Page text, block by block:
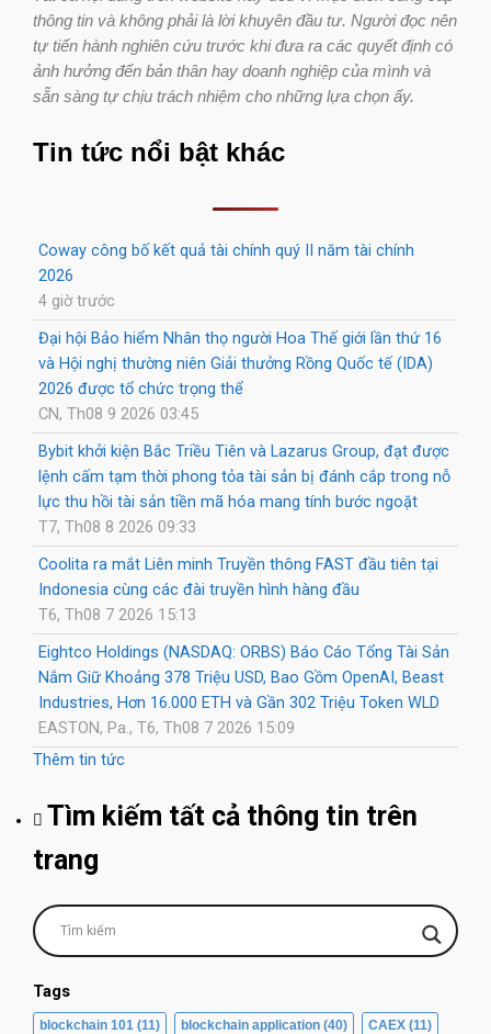
thông tin và không phải là lời khuyên đầu tư. Người đọc nên
tự tiến hành nghiên cứu trước khi đưa ra các quyết định có
ảnh hưởng đến bản thân hay doanh nghiệp của mình và
sẵn sàng tự chịu trách nhiệm cho những lựa chọn ấy.
Tin tức nổi bật khác
Coway công bố kết quả tài chính quý II năm tài chính
2026
4 giờ trước
Đại hội Bảo hiểm Nhân thọ người Hoa Thế giới lần thứ 16
và Hội nghị thường niên Giải thưởng Rồng Quốc tế (IDA)
2026 được tổ chức trọng thể
CN, Th08 9 2026 03:45
Bybit khởi kiện Bắc Triều Tiên và Lazarus Group, đạt được
lệnh cấm tạm thời phong tỏa tài sản bị đánh cắp trong nỗ
lực thu hồi tài sản tiền mã hóa mang tính bước ngoặt
T7, Th08 8 2026 09:33
Coolita ra mắt Liên minh Truyền thông FAST đầu tiên tại
Indonesia cùng các đài truyền hình hàng đầu
T6, Th08 7 2026 15:13
Eightco Holdings (NASDAQ: ORBS) Báo Cáo Tổng Tài Sản
Nắm Giữ Khoảng 378 Triệu USD, Bao Gồm OpenAI, Beast
Industries, Hơn 16.000 ETH và Gần 302 Triệu Token WLD
EASTON, Pa., T6, Th08 7 2026 15:09
Thêm tin tức
Tìm kiếm tất cả thông tin trên
trang
Tags
blockchain 101 (11) blockchain application (40) CAEX (11)